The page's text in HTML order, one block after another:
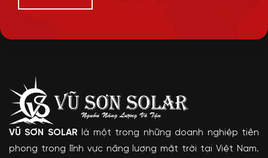
VŨ SƠN SOLAR là một trong những doanh nghiệp tiên
phong trong lĩnh vực năng lượng mặt trời tại Việt Nam.